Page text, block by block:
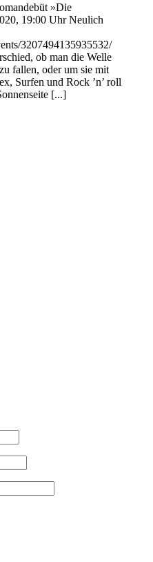
»Die
19:00 Uhr Neulich
3207494135935532/
ob man die Welle
fallen, oder um sie mit
Surfen und Rock ’n’ roll
[...]